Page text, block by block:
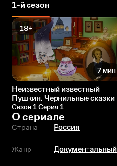
1-й сезон
18+
7 мин
Неизвестный известный
Пушкин. Чернильные сказки
Сезон 1 Серия 1
О сериале
Страна Россия
Жанр Документальный